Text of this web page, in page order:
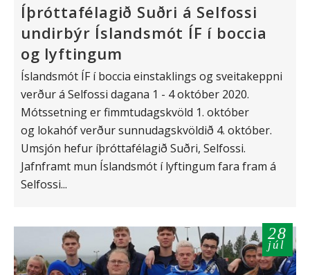
Íþróttafélagið Suðri á Selfossi
undirbýr Íslandsmót ÍF í boccia
og lyftingum
Íslandsmót ÍF í boccia einstaklings og sveitakeppni
verður á Selfossi dagana 1 - 4 október 2020.
Mótssetning er fimmtudagskvöld 1. október
og lokahóf verður sunnudagskvöldið 4. október.
Umsjón hefur íþróttafélagið Suðri, Selfossi.
Jafnframt mun Íslandsmót í lyftingum fara fram á
Selfossi...
28
júl